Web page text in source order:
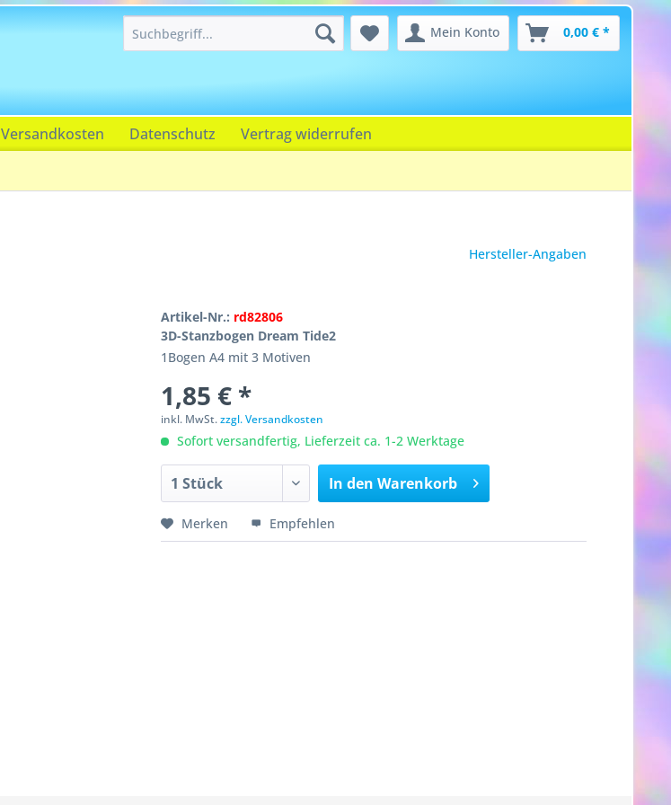
Mein Konto 0,00 € *
Versandkosten Datenschutz Vertrag widerrufen
Hersteller-Angaben
Artikel-Nr.: rd82806
3D-Stanzbogen Dream Tide2
1Bogen A4 mit 3 Motiven
1,85 € *
inkl. MwSt.zzgl. Versandkosten
Sofort versandfertig, Lieferzeit ca. 1-2 Werktage
In den Warenkorb
Merken Empfehlen